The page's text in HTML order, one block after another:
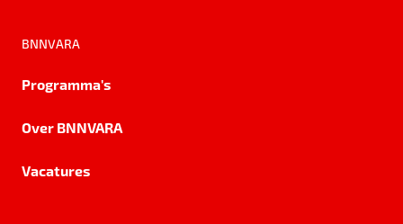
BNNVARA
Programma's
Over BNNVARA
Vacatures